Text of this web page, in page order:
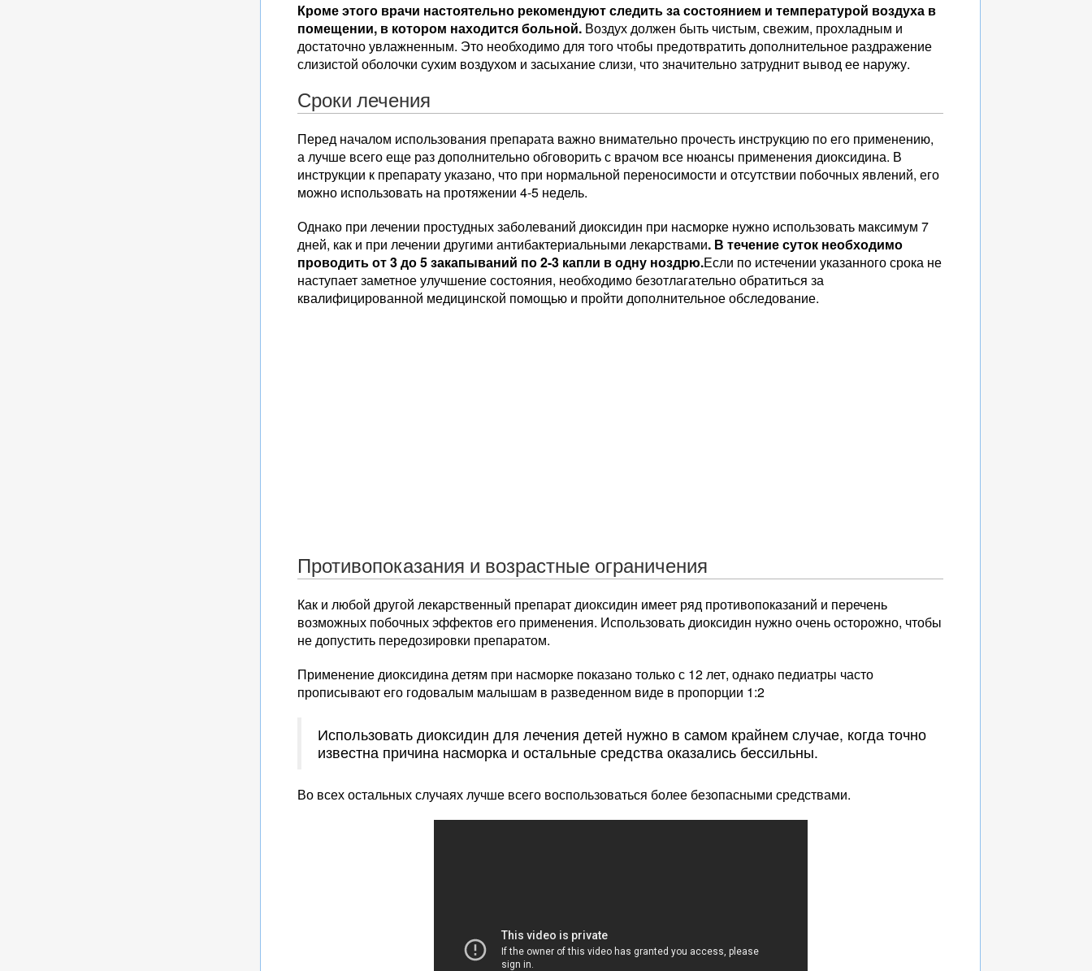
Кроме этого врачи настоятельно рекомендуют следить за состоянием и температурой воздуха в
помещении, в котором находится больной. Воздух должен быть чистым, свежим, прохладным и
достаточно увлажненным. Это необходимо для того чтобы предотвратить дополнительное раздражение
слизистой оболочки сухим воздухом и засыхание слизи, что значительно затруднит вывод ее наружу.
Сроки лечения
Перед началом использования препарата важно внимательно прочесть инструкцию по его применению,
а лучше всего еще раз дополнительно обговорить с врачом все нюансы применения диоксидина. В
инструкции к препарату указано, что при нормальной переносимости и отсутствии побочных явлений, его
можно использовать на протяжении 4-5 недель.
Однако при лечении простудных заболеваний диоксидин при насморке нужно использовать максимум 7
дней, как и при лечении другими антибактериальными лекарствами. В течение суток необходимо
проводить от 3 до 5 закапываний по 2-3 капли в одну ноздрю.Если по истечении указанного срока не
наступает заметное улучшение состояния, необходимо безотлагательно обратиться за
квалифицированной медицинской помощью и пройти дополнительное обследование.
Противопоказания и возрастные ограничения
Как и любой другой лекарственный препарат диоксидин имеет ряд противопоказаний и перечень
возможных побочных эффектов его применения. Использовать диоксидин нужно очень осторожно, чтобы
не допустить передозировки препаратом.
Применение диоксидина детям при насморке показано только с 12 лет, однако педиатры часто
прописывают его годовалым малышам в разведенном виде в пропорции 1:2
Использовать диоксидин для лечения детей нужно в самом крайнем случае, когда точно
известна причина насморка и остальные средства оказались бессильны.
Во всех остальных случаях лучше всего воспользоваться более безопасными средствами.